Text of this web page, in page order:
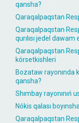
qansha?
Qaraqalpaqstan
Qaraqalpaqstan
qurılısı jedel dawam
Qaraqalpaqstan
kórsetkishleri
Bozataw rayonında
qansha?
Shımbay rayonınıń
Nókis qalası
Qaraqalpaqstan